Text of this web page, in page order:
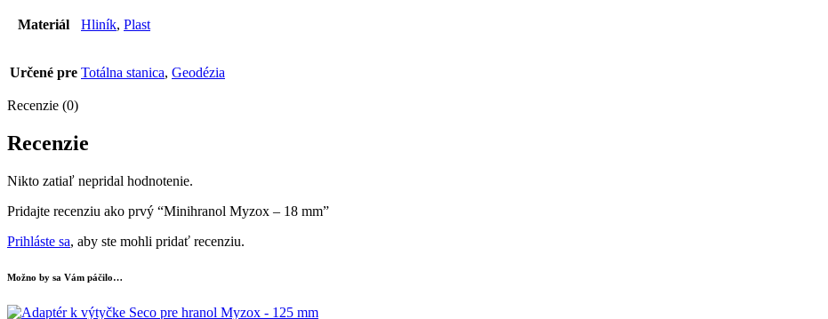
Materiál Hliník, Plast
Určené pre Totálna stanica, Geodézia
Recenzie (0)
Recenzie
Nikto zatiaľ nepridal hodnotenie.
Pridajte recenziu ako prvý “Minihranol Myzox – 18 mm”
Prihláste sa, aby ste mohli pridať recenziu.
Možno by sa Vám páčilo…